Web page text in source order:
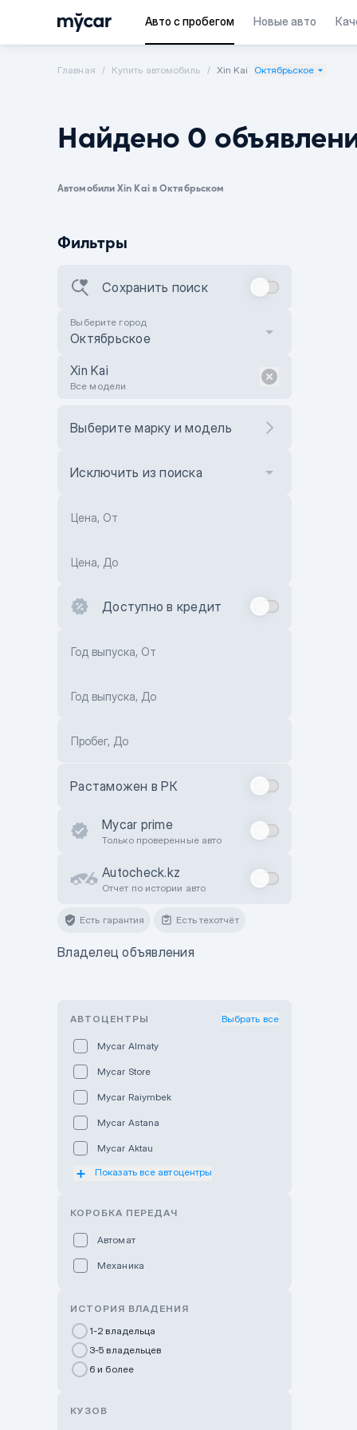
Авто с пробегом Новые авто
Главная Купить автомобиль Xin Kai Октябрьское
Найдено 0
Автомобили Xin Kai в Октябрьском
Фильтры
Сохранить поиск
Выберите город
Октябрьское
Xin Kai
Все модели
Выберите марку и модель
Исключить из поиска
Цена, От
Цена, До
Доступно в кредит
Год выпуска, От
Год выпуска, До
Пробег, До
Растаможен в РК
Mycar prime
Только проверенные авто
Autocheck.kz
Отчет по истории авто
Есть гарантия Есть техотчёт
Владелец объявления
АВТОЦЕНТРЫ Выбрать все
Mycar Almaty
Mycar Store
Mycar Raiymbek
Mycar Astana
Mycar Aktau
Mycar Uralsk
GWM Nurly Zhol
Chery Astana
Показать все автоцентры
КОРОБКА ПЕРЕДАЧ
Автомат
Механика
ИСТОРИЯ ВЛАДЕНИЯ
1-2 владельца
3-5 владельцев
6 и более
КУЗОВ